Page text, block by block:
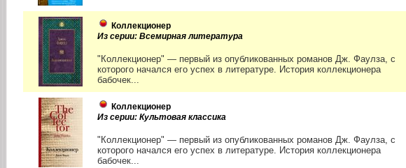
Коллекционер
Из серии: Всемирная литература
"Коллекционер" — первый из опубликованных романов Дж. Фаулза, с
которого начался его успех в литературе. История коллекционера
бабочек...
Коллекционер
Из серии: Культовая классика
"Коллекционер" — первый из опубликованных романов Дж. Фаулза, с
которого начался его успех в литературе. История коллекционера
бабочек...